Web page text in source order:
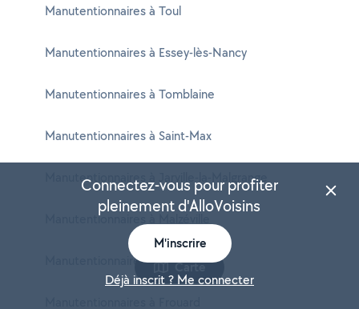
Manutentionnaires à Toul
Manutentionnaires à Essey-lès-Nancy
Manutentionnaires à Tomblaine
Manutentionnaires à Saint-Max
Manutentionnaires à Jarville-la-Malgrange
Manutentionnaires à Malzéville
Manutentionnaires à Maxéville
Carte
Connectez-vous pour profiter
pleinement d'AlloVoisins
M'inscrire
Déjà inscrit ? Me connecter